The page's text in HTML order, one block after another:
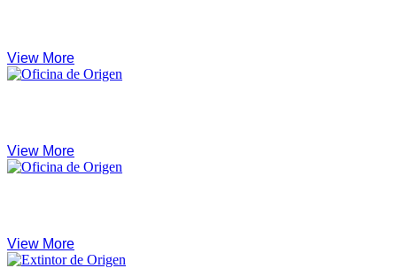
View More
View More
View More